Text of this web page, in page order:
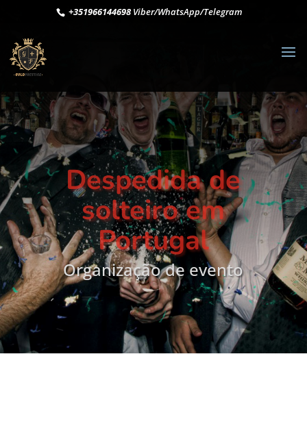
+351966144698Viber/WhatsApp/Telegram
Despedida de
solteiro em
Portugal
Organização de evento